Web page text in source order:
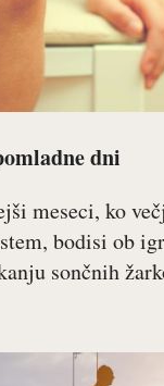
dni
meseci, ko
bodisi ob
sončnih